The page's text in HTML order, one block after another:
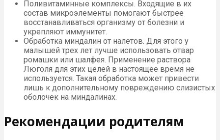
Поливитаминные комплексы. Входящие в их
состав микроэлементы помогают быстрее
восстанавливаться организму от болезни и
укрепляют иммунитет.
Обработка миндалин от налетов. Для этого у
малышей трех лет лучше использовать отвар
ромашки или шалфея. Применение раствора
Люголя для этих целей в настоящее время не
используется. Такая обработка может привести
лишь к дополнительному повреждению слизистых
оболочек на миндалинах.
Рекомендации родителям